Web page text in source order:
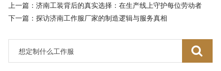
上一篇：济南工装背后的真实选择：在生产线上守护每位劳动者
下一篇：探访济南工作服厂家的制造逻辑与服务真相